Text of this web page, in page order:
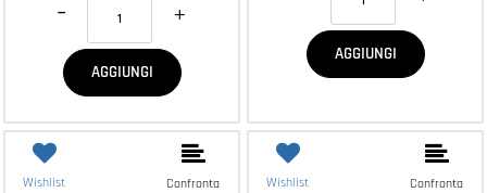
AGGIUNGI
AGGIUNGI
Wishlist Confronta Wishlist Confronta